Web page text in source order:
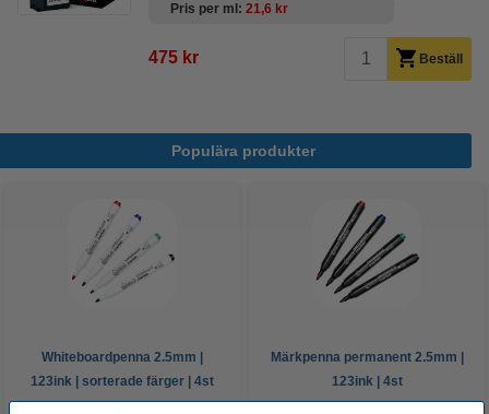
Pris per ml
21,6 kr
475 kr Beställ
Populära produkter
Whiteboardpenna 2.5mm |
123ink | sorterade färger | 4st
Märkpenna permanent 2.5mm |
123ink | 4st